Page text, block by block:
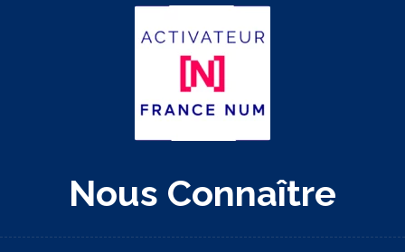
Nous Connaître